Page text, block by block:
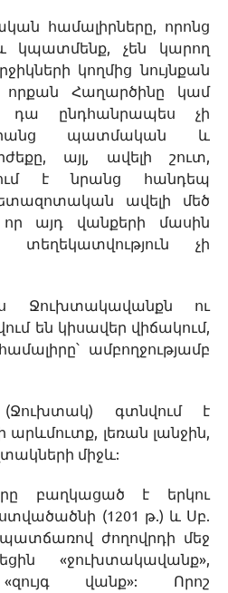
համալիրները, որոնց
կպատմենք, չեն կարող
կողմից նույնքան
որքան Հաղարծինը կամ
դա ընդհանրապես չի
պատմական և
այլ, ավելի շուտ,
է նրանց հանդեպ
ավելի մեծ
որ այդ վանքերի մասին
չի
Ջուխտակավանքն ու
են կիսավեր վիճակում,
ամբողջությամբ
գտնվում է
արևմուտք, լեռան լանջին,
միջև:
բաղկացած է երկու
(1201 թ.) և Սբ.
ժողովրդի մեջ
«ջուխտակավանք»,
վանք»: Որոշ